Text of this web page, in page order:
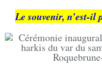
Le souvenir, n’est-il